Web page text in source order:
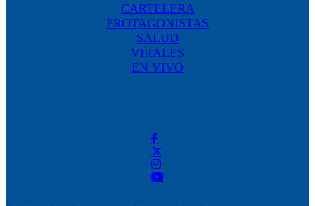
CARTELERA
PROTAGONISTAS
SALUD
VIRALES
EN VIVO